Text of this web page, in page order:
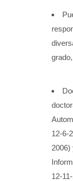
12-6-
2006)
12-